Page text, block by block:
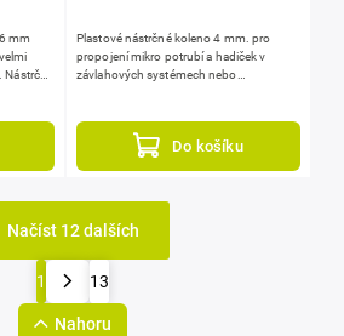
mm
Do košíku
Plastové nástrčné koleno 4 mm. pro
propojení mikro potrubí a hadiček v
závlahových systémech nebo
Načíst 12 dalších
1 13
Nahoru